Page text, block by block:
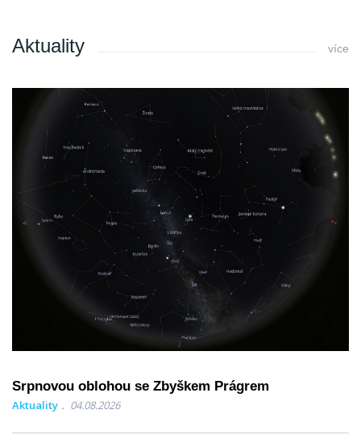
Aktuality více
Srpnovou oblohou se Zbyškem Prágrem
Aktuality 04.08.2026